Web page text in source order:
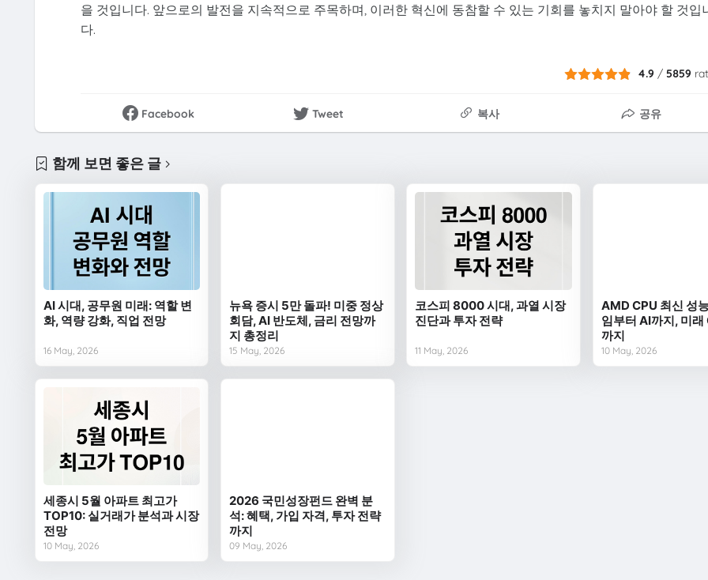
을 것입니다. 앞으로의 발전을 지속적으로 주목하며, 이러한 혁신에 동참할 수 있는 기회를 놓치지 말아야 할 것입
다.
4.9 /5859
Facebook Tweet 복사 공유
함께 보면 좋은 글
AI 시대, 공무원 미래: 역할 변
화, 역량 강화, 직업 전망
16 May, 2026
뉴욕 증시 5만 돌파! 미중 정상
회담, AI 반도체, 금리 전망까
지 총정리
15 May, 2026
코스피 8000 시대, 과열 시장
진단과 투자 전략
11 May, 2026
AMD CPU 최신 성
임부터 AI까지, 미래
까지
10 May, 2026
세종시 5월 아파트 최고가
TOP10: 실거래가 분석과 시장
전망
10 May, 2026
2026 국민성장펀드 완벽 분
석: 혜택, 가입 자격, 투자 전략
까지
09 May, 2026